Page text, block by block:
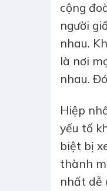
cộng
người
nhau.
là nơi
nhau.
Hiệp
yếu tố
biệt bị
thành
nhất dễ